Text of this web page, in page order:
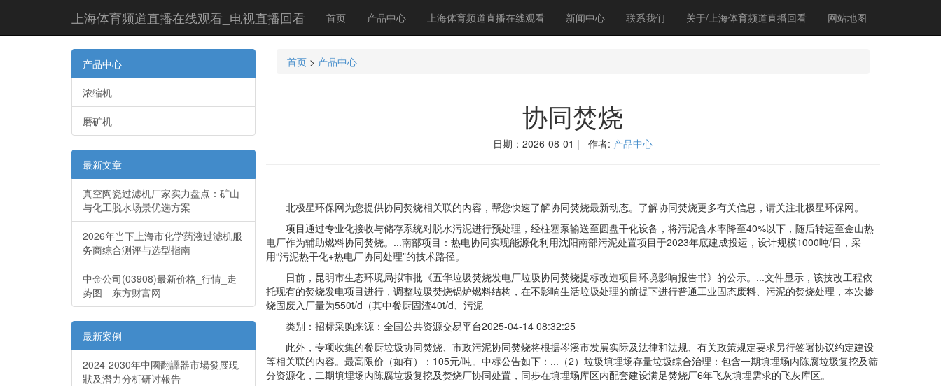
上海体育频道直播在线观看_电视直播回看 首页 产品中心 上海体育频道直播在线观看 新闻中心 联系我们 关于/上海体育频道直播回看 网站地图
产品中心
浓缩机
磨矿机
最新文章
真空陶瓷过滤机厂家实力盘点：矿山
与化工脱水场景优选方案
2026年当下上海市化学药液过滤机服
务商综合测评与选型指南
中金公司(03908)最新价格_行情_走
势图—东方财富网
最新案例
2024-2030年中國翻譯器市場發展現
狀及潛力分析研讨報告
首页> 产品中心
协同焚烧
日期：2026-08-01 | 作者: 产品中心
北极星环保网为您提供协同焚烧相关联的内容，帮您快速了解协同焚烧最新动态。了解协同焚烧更多有关信息，请关注北极星环保网。
项目通过专业化接收与储存系统对脱水污泥进行预处理，经柱塞泵输送至圆盘干化设备，将污泥含水率降至40%以下，随后转运至金山热
电厂作为辅助燃料协同焚烧。...南部项目：热电协同实现能源化利用沈阳南部污泥处置项目于2023年底建成投运，设计规模1000吨/日，采
用“污泥热干化+热电厂协同处理”的技术路径。
日前，昆明市生态环境局拟审批《五华垃圾焚烧发电厂垃圾协同焚烧提标改造项目环境影响报告书》的公示。...文件显示，该技改工程依
托现有的焚烧发电项目进行，调整垃圾焚烧锅炉燃料结构，在不影响生活垃圾处理的前提下进行普通工业固态废料、污泥的焚烧处理，本次掺
烧固废入厂量为550t/d（其中餐厨固渣40t/d、污泥
类别：招标采购来源：全国公共资源交易平台2025-04-14 08:32:25
此外，专项收集的餐厨垃圾协同焚烧、市政污泥协同焚烧将根据岑溪市发展实际及法律和法规、有关政策规定要求另行签署协议约定建设
等相关联的内容。最高限价（如有）：105元/吨。中标公告如下：...（2）垃圾填埋场存量垃圾综合治理：包含一期填埋场内陈腐垃圾复挖及筛
分资源化，二期填埋场内陈腐垃圾复挖及焚烧厂协同处置，同步在填埋场库区内配套建设满足焚烧厂6年飞灰填埋需求的飞灰库区。